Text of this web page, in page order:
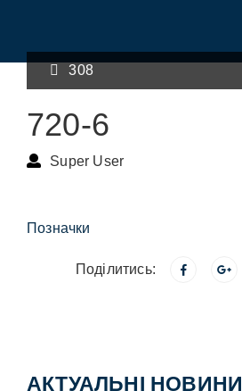
308
720-6
Super User
Позначки
Поділитись:
АКТУАЛЬНІ НОВИНИ